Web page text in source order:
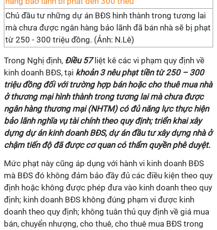
Chủ đầu tư những dự án BĐS hình thành trong tương lai
mà chưa được ngân hàng bảo lãnh đã bán nhà sẽ bị phạt
từ 250 - 300 triệu đồng. (Ảnh: N.Lê)
Trong Nghị định, Điều 57 liệt kê các vi phạm quy định về
kinh doanh BĐS, tại khoản 3 nêu phạt tiền từ 250 – 300
triệu đồng đối với trường hợp bán hoặc cho thuê mua nhà
ở thương mại hình thành trong tương lai mà chưa được
ngân hàng thương mại (NHTM) có đủ năng lực thực hiện
bảo lãnh nghĩa vụ tài chính theo quy định; triển khai xây
dựng dự án kinh doanh BĐS, dự án đầu tư xây dựng nhà ở
chậm tiến độ đã được cơ quan có thẩm quyền phê duyệt.
Mức phạt này cũng áp dụng với hành vi kinh doanh BĐS
mà BĐS đó không đảm bảo đầy đủ các điều kiện theo quy
định hoặc không được phép đưa vào kinh doanh theo quy
định; kinh doanh BĐS không đúng phạm vi được kinh
doanh theo quy định; không tuân thủ quy định về giá mua
bán, chuyển nhượng, cho thuê, cho thuê mua BĐS trong